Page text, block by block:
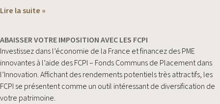
Lire la suite »
ABAISSER VOTRE IMPOSITION AVEC LES FCPI
Investissez dans l’économie de la France et financez des PME
innovantes à l’aide des FCPI – Fonds Communs de Placement dans
l’Innovation. Affichant des rendements potentiels très attractifs, les
FCPI se présentent comme un outil intéressant de diversification de
votre patrimoine.